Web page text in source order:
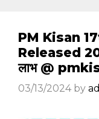
PM Kisan
Released
लाभ @
03/13/2024 by